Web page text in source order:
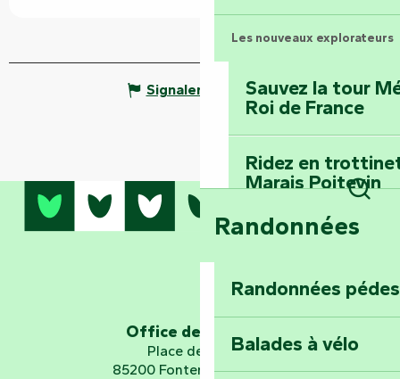
Les nouveaux explorateurs
Sauvez la tour
Roi de France
Ridez en
Marais Poitevin
Embarquez pour
Explorez
d’orientation «
Randonnées
Randonnées
Balades à vélo
Signaler une erreur
Office de tourisme
Place de Verdun
85200 Fontenay-le-Comte